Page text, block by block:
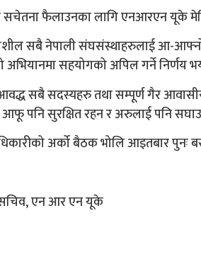
फैलाउनका लागि एनआरएन यूके
सबै नेपाली संघसंस्थाहरुलाई आ-
सहयोगको अपिल गर्ने निर्णय
सबै सदस्यहरु तथा सम्पूर्ण गैर आवासीय
आफू पनि सुरक्षित रहन र अरुलाई पनि
अर्को बैठक भोलि आइतबार पुनः
एन आर एन यूके